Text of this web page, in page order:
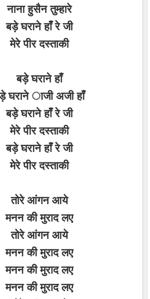
नाना हुसैन तुम्हारे
बड़े घराने हाँ रे जी
मेरे पीर दस्ताकी
बड़े घराने हाँ
घराने ाजी अजी हाँ
बड़े घराने हाँ रे जी
मेरे पीर दस्ताकी
बड़े घराने हाँ रे जी
मेरे पीर दस्ताकी
तोरे आंगन आये
मनन की मुराद लए
तोरे आंगन आये
मनन की मुराद लए
मनन की मुराद लए
मनन की मुराद लए